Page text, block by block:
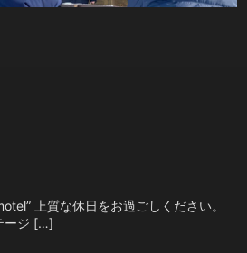
上質な休日をお過ごしください。
ージ […]